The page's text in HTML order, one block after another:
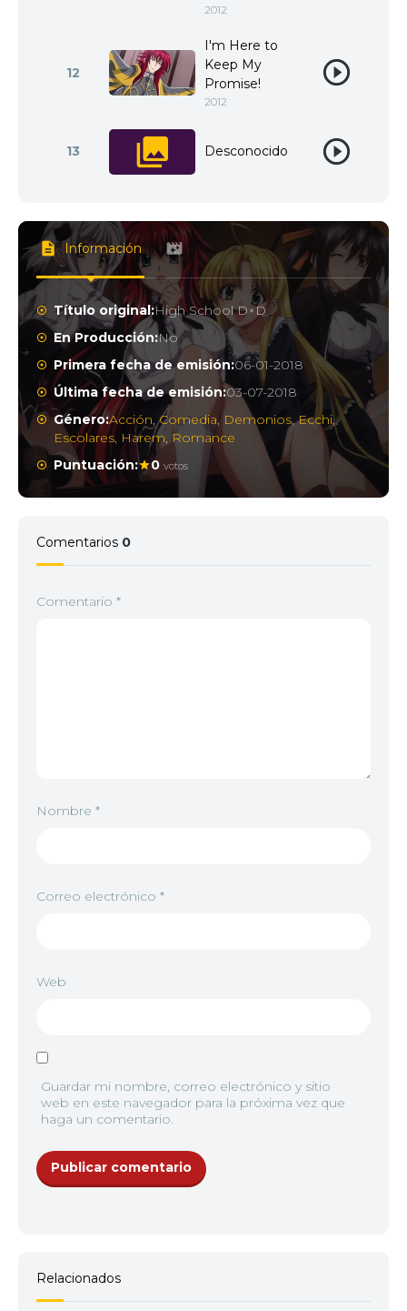
2012
12
I'm Here to
Keep My
Promise!
2012
13 Desconocido
Información
Título original:High School D×D
En Producción:No
Primera fecha de emisión:06-01-2018
Última fecha de emisión:03-07-2018
Género:Acción,Comedia, Demonios,Ecchi,
Escolares, Harem,Romance
Puntuación:
0 votos
Comentarios 0
Comentario *
Nombre *
Correo electrónico *
Web
Guardar mi nombre, correo electrónico y sitio
web en este navegador para la próxima vez que
haga un comentario.
Relacionados